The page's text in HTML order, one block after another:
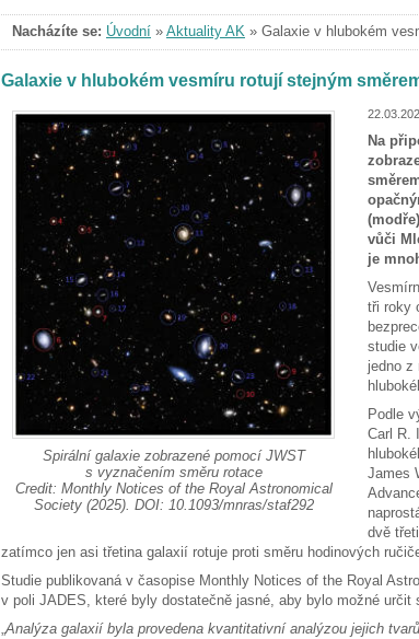
Nacházíte se: Úvodní » Aktuality AK » Galaxie v hlubokém
Galaxie v hlubokém vesmíru rotují stejným
Spirální galaxie zobrazené pomocí JWST
s vyznačením směru rotace
Credit: Monthly Notices of the Royal Astronomical
Society (2025). DOI: 10.1093/mnras/staf292
Na
vůči
je
tři roky
studie
jedno z
Podle
Carl R.
James
dvě
zatímco jen asi třetina galaxií rotuje proti směru hodinových
Studie publikovaná v časopise Monthly Notices of the Royal
v poli JADES, které byly dostatečně jasné, aby bylo možné určit
„Analýza galaxií byla provedena kvantitativní analýzou jejich